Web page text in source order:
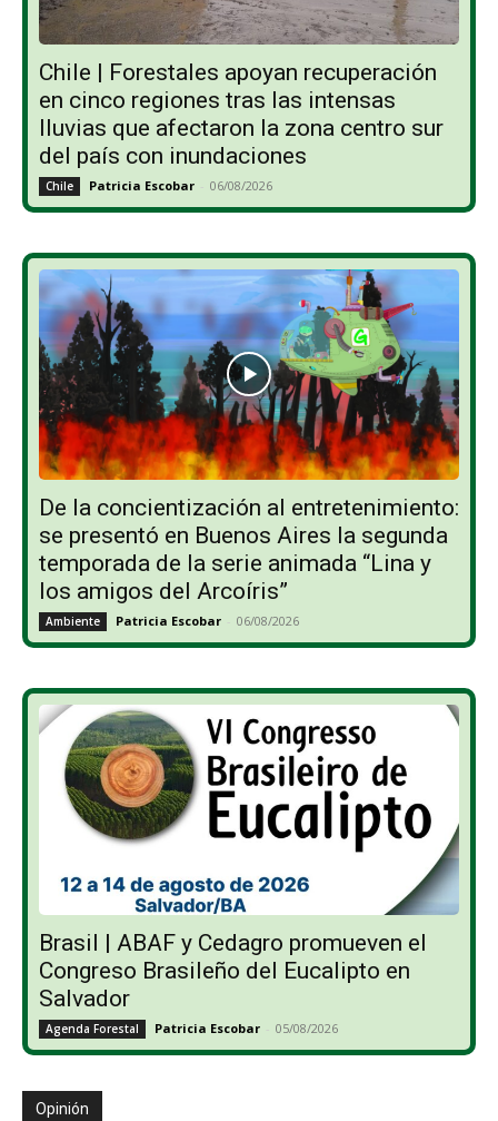
Chile | Forestales apoyan recuperación
en cinco regiones tras las intensas
lluvias que afectaron la zona centro sur
del país con inundaciones
Chile Patricia Escobar - 06/08/2026
De la concientización al entretenimiento:
se presentó en Buenos Aires la segunda
temporada de la serie animada “Lina y
los amigos del Arcoíris”
Ambiente Patricia Escobar - 06/08/2026
Brasil | ABAF y Cedagro promueven el
Congreso Brasileño del Eucalipto en
Salvador
Agenda Forestal Patricia Escobar - 05/08/2026
Opinión